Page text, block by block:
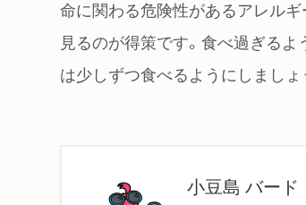
命に関わる危険性があるアレル
見るのが得策です。食べ過ぎる
は少しずつ食べるようにしましょ
小豆島 バード